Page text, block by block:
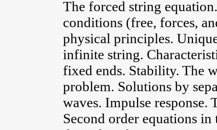
The forced string
conditions (free, forces,
physical principles.
infinite string.
fixed ends. Stability. The
problem. Solutions by
waves. Impulse
Second order equations